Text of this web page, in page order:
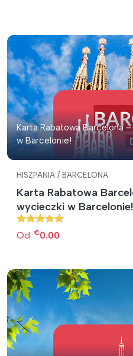
Karta Rabatowa Barcelona
w Barcelonie!
HISZPANIA / BARCELONA
Karta Rabatowa
wycieczki w Barcelonie!
Od: €0.00